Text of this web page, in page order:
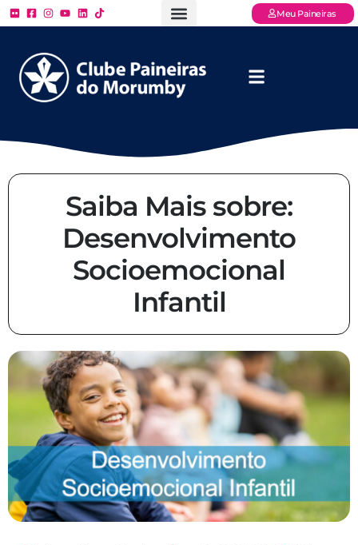
Meu Paineiras
Saiba Mais sobre:
Desenvolvimento
Socioemocional
Infantil